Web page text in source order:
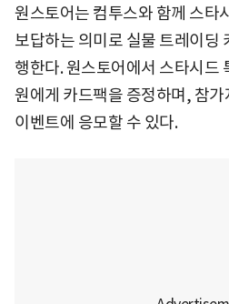
원스토어는 컴투스와 함께 스타
보답하는 의미로 실물 트레이딩
행한다. 원스토어에서 스타시드
원에게 카드팩을 증정하며, 참가
이벤트에 응모할 수 있다.